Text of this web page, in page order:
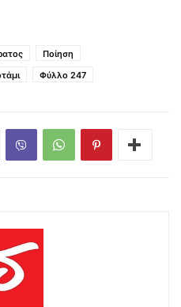
Ποίηση
Φύλλο 247